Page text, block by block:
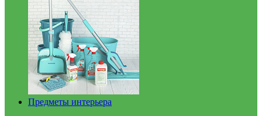
Предметы интерьера